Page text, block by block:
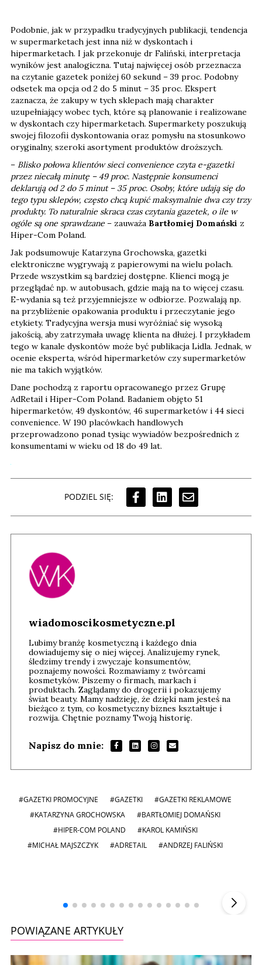
Podobnie, jak w przypadku tradycyjnych publikacji, tendencja
w supermarketach jest inna niż w dyskontach i
hipermarketach. I jak przekonuje dr Faliński, interpretacja
wyników jest analogiczna. Tutaj najwięcej osób przeznacza
na czytanie gazetek poniżej 60 sekund – 39 proc. Podobny
odsetek ma opcja od 2 do 5 minut – 35 proc. Ekspert
zaznacza, że zakupy w tych sklepach mają charakter
uzupełniający wobec tych, które są planowanie i realizowane
w dyskontach czy hipermarketach. Supermarkety poszukują
swojej filozofii dyskontowania oraz pomysłu na stosunkowo
oryginalny, szeroki asortyment produktów droższych.
– Blisko połowa klientów sieci convenience czyta e-gazetki
przez niecałą minutę – 49 proc. Następnie konsumenci
deklarują od 2 do 5 minut – 35 proc. Osoby, które udają się do
tego typu sklepów, często chcą kupić maksymalnie dwa czy trzy
produkty. To naturalnie skraca czas czytania gazetek, o ile w
ogóle są one sprawdzane – zauważa Bartłomiej Domański z
Hiper-Com Poland.
Jak podsumowuje Katarzyna Grochowska, gazetki
elektroniczne wygrywają z papierowymi na wielu polach.
Przede wszystkim są bardziej dostępne. Klienci mogą je
przeglądać np. w autobusach, gdzie mają na to więcej czasu.
E-wydania są też przyjemniejsze w odbiorze. Pozwalają np.
na przybliżenie opakowania produktu i przeczytanie jego
etykiety. Tradycyjna wersja musi wyróżniać się wysoką
jakością, aby zatrzymała uwagę klienta na dłużej. I przykładem
tego w kanale dyskontów może być publikacja Lidla. Jednak, w
ocenie eksperta, wśród hipermarketów czy supermarketów
nie ma takich wyjątków.
Dane pochodzą z raportu opracowanego przez Grupę
AdRetail i Hiper-Com Poland. Badaniem objęto 51
hipermarketów, 49 dyskontów, 46 supermarketów i 44 sieci
convenience. W 190 placówkach handlowych
przeprowadzono ponad tysiąc wywiadów bezpośrednich z
konsumentami w wieku od 18 do 49 lat.
PODZIEL SIĘ:
wiadomoscikosmetyczne.pl
Lubimy branżę kosmetyczną i każdego dnia
dowiadujemy się o niej więcej. Analizujemy rynek,
śledzimy trendy i zwyczaje konsumentów,
poznajemy nowości. Rozmawiamy z twórcami
kosmetyków. Piszemy o firmach, markach i
produktach. Zaglądamy do drogerii i pokazujemy
świat beauty. Mamy nadzieję, że dzięki nam jesteś na
bieżąco z tym, co kosmetyczny biznes kształtuje i
rozwija. Chętnie poznamy Twoją historię.
Napisz do mnie:
#GAZETKI PROMOCYJNE #GAZETKI
#GAZETKI REKLAMOWE
#KATARZYNA GROCHOWSKA
#BARTŁOMIEJ DOMAŃSKI
#HIPER-COM POLAND
#KAROL KAMIŃSKI
#MICHAŁ MAJSZCZYK
#ADRETAIL #ANDRZEJ FALIŃSKI
POWIĄZANE ARTYKUŁY